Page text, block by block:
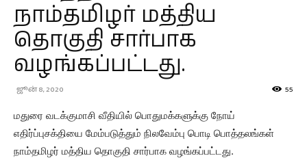
நாம்தமிழர் மத்திய
தொகுதி சார்பாக
வழங்கப்பட்டது.
ஜூன் 8, 2020 55
மதுரை வடக்குமாசி வீதியில் பொதுமக்களுக்கு நோய்
எதிர்ப்புசக்தியை மேம்படுத்தும் நிலவேம்பு பொடி பொத்தலங்கள்
நாம்தமிழர் மத்திய தொகுதி சார்பாக வழங்கப்பட்டது.